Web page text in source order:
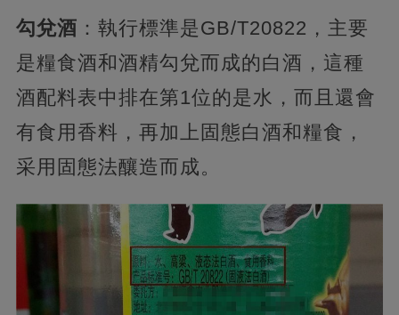
勾兌酒 ：執行標準是GB/T20822，主要
是糧食酒和酒精勾兌而成的白酒，這種
酒配料表中排在第1位的是水，而且還會
有食用香料，再加上固態白酒和糧食，
采用固態法釀造而成。